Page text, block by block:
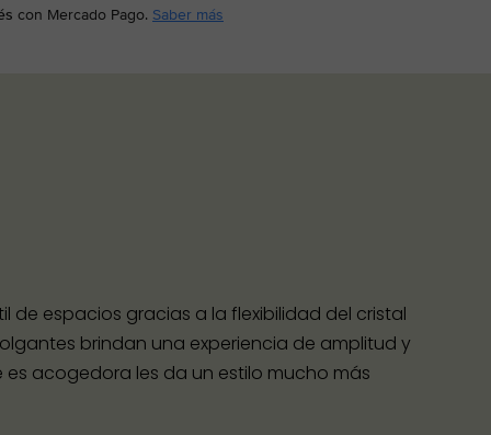
con Mercado Pago. Saber más
de espacios gracias a la flexibilidad del cristal
brindan una experiencia de amplitud y
acogedora les da un estilo mucho más